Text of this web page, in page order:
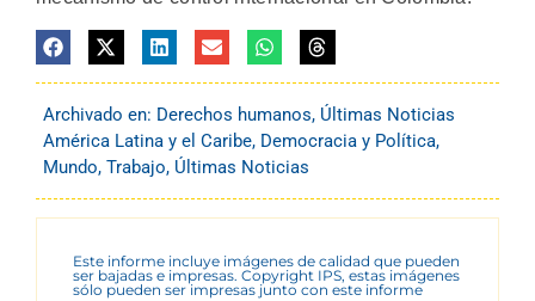
Archivado en: Derechos humanos, Últimas Noticias
América Latina y el Caribe, Democracia y Política,
Mundo, Trabajo, Últimas Noticias
Este informe incluye imágenes de calidad que pueden
ser bajadas e impresas. Copyright IPS, estas imágenes
sólo pueden ser impresas junto con este informe